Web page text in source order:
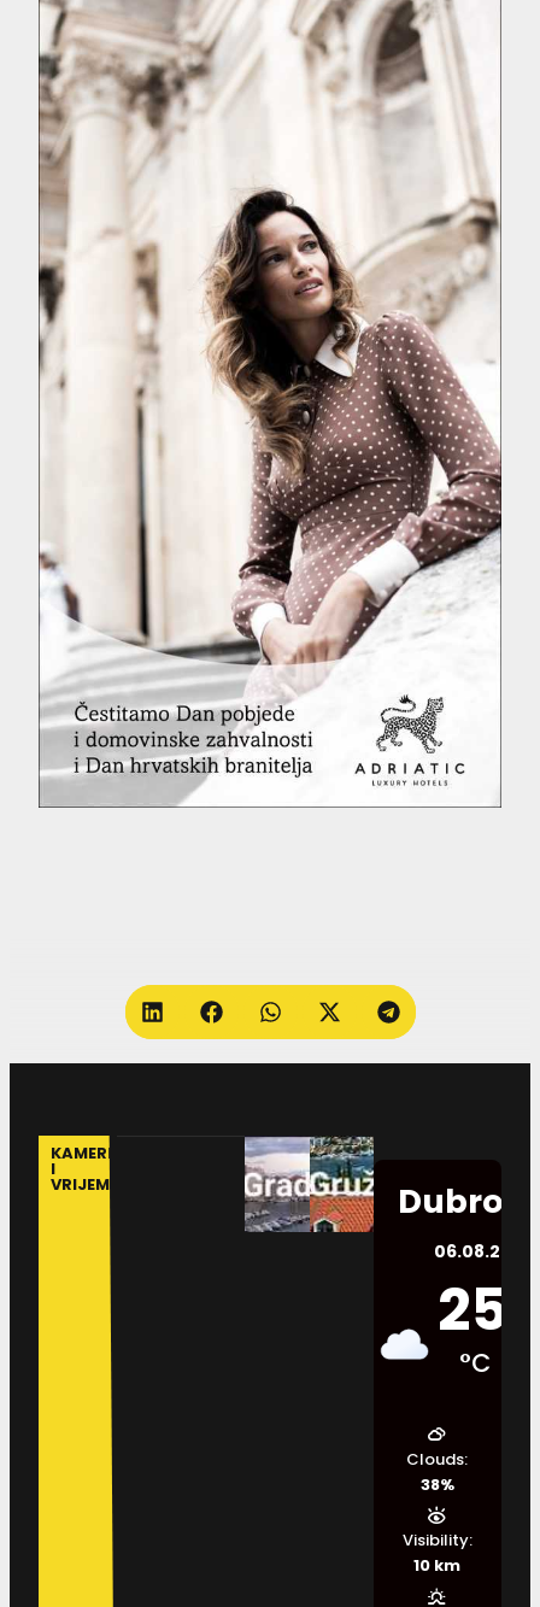
KAMERE
I
VRIJEME
06.08.2026.
25
°C
Clouds:
38%
Visibility:
10 km